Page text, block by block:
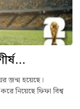
জন্ম হয়েছে।
নিয়েছে ফিফা বিশ্ব